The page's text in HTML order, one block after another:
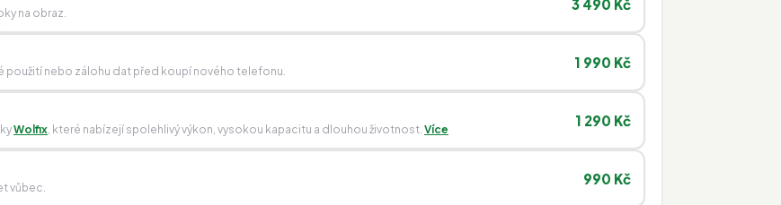
na obraz.
3 490 Kč
použití nebo zálohu dat před koupí nového telefonu.
1 990 Kč
Wolfix, které nabízejí spolehlivý výkon, vysokou kapacitu a dlouhou životnost. Více
1 290 Kč
vůbec.
990 Kč